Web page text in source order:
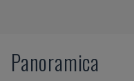
Panoramica